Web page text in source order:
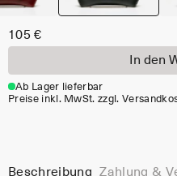
105 €
In den
Ab Lager lieferbar
Preise inkl. MwSt. zzgl.
Beschreibung Zahlung &